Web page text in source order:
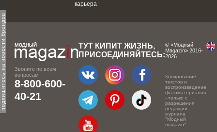
подпишитесь на новости брендов
карьера
Звоните по всем
вопросам
8-800-600-
40-21
ТУТ КИПИТ ЖИЗНЬ,
ПРИСОЕДИНЯЙТЕСЬ:
© «Модный
Magazin» 2016-
2026.
Копирование
текстов и
воспроизведение
фотоматериалов
- только с
разрешения
редакции
журнала
"Модный
magazin".